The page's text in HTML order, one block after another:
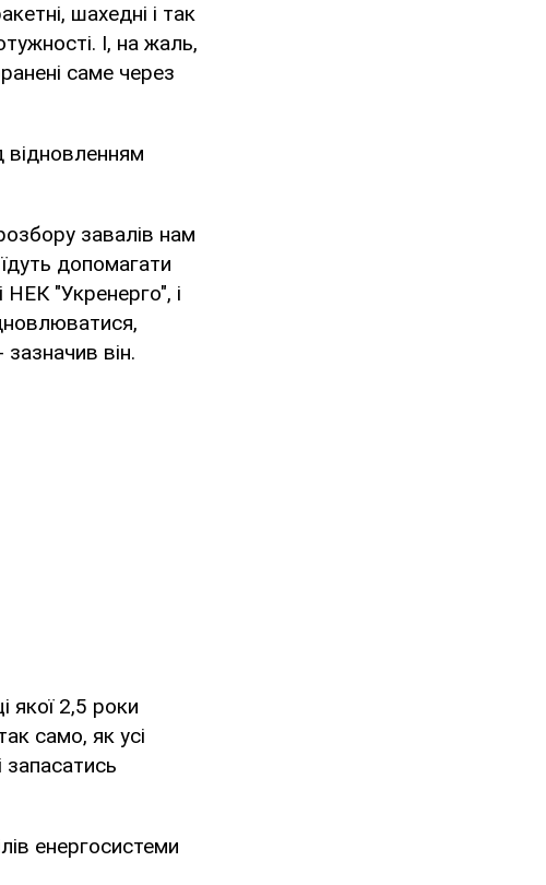
шахедні і так
І, на жаль,
саме через
завалів нам
допомагати
"Укренерго", і
він.
якої 2,5 роки
само, як усі
запасатись
енергосистеми